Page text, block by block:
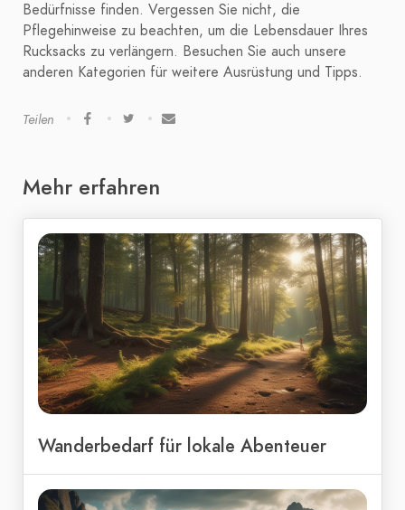
Bedürfnisse finden. Vergessen Sie nicht, die
Pflegehinweise zu beachten, um die Lebensdauer Ihres
Rucksacks zu verlängern. Besuchen Sie auch unsere
anderen Kategorien für weitere Ausrüstung und Tipps.
Teilen
Mehr erfahren
Wanderbedarf für lokale Abenteuer